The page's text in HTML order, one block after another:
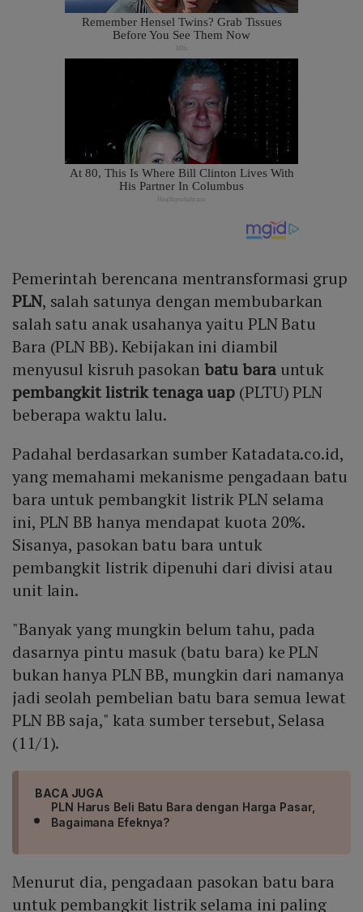
Pemerintah berencana mentransformasi grup
PLN, salah satunya dengan membubarkan
salah satu anak usahanya yaitu PLN Batu
Bara (PLN BB). Kebijakan ini diambil
menyusul kisruh pasokan batu barauntuk
pembangkit listrik tenaga uap (PLTU) PLN
beberapa waktu lalu.
Padahal berdasarkan sumber Katadata.co.id,
yang memahami mekanisme pengadaan batu
bara untuk pembangkit listrik PLN selama
ini, PLN BB hanya mendapat kuota 20%.
Sisanya, pasokan batu bara untuk
pembangkit listrik dipenuhi dari divisi atau
unit lain.
"Banyak yang mungkin belum tahu, pada
dasarnya pintu masuk (batu bara) ke PLN
bukan hanya PLN BB, mungkin dari namanya
jadi seolah pembelian batu bara semua lewat
PLN BB saja," kata sumber tersebut, Selasa
(11/1).
BACA JUGA
PLN Harus Beli Batu Bara dengan Harga Pasar,
Bagaimana Efeknya?
Menurut dia, pengadaan pasokan batu bara
untuk pembangkit listrik selama ini paling